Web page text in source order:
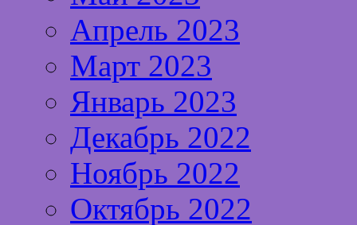
Апрель 2023
Март 2023
Январь 2023
Декабрь 2022
Ноябрь 2022
Октябрь 2022